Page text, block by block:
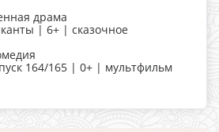
драма
| 6+ | сказочное
164/165 | 0+ | мультфильм